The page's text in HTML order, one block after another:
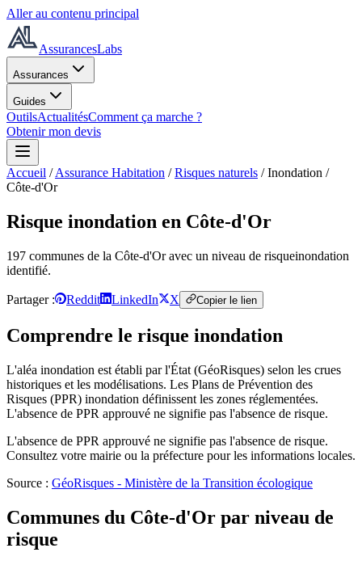
Aller au contenu principal
AssurancesLabs
Assurances
Guides
OutilsActualitésComment ça marche ?
Obtenir mon devis
Accueil /Assurance Habitation /Risques naturels /Inondation /
Côte-d'Or
Risque inondation en Côte-d'Or
197 communes de la Côte-d'Oravec un niveau de risqueinondation
identifié.
Partager : Reddit LinkedIn X Copier le lien
Comprendre le risque inondation
L'aléa inondation est établi par l'État (GéoRisques) selon les crues
historiques et les modélisations. Les Plans de Prévention des
Risques (PPR) inondation définissent les zones réglementées.
L'absence de PPR approuvé ne signifie pas l'absence de risque.
L'absence de PPR approuvé ne signifie pas l'absence de risque.
Consultez votre mairie ou la préfecture pour les informations locales.
Source : GéoRisques - Ministère de la Transition écologique
Communes du Côte-d'Or par niveau de
risque